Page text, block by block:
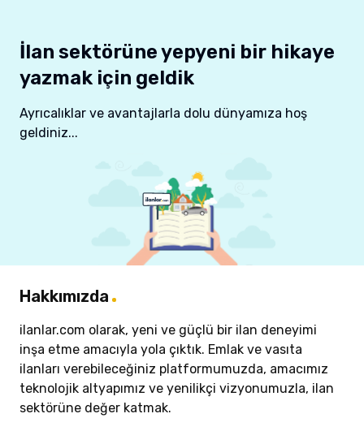
İlan sektörüne yepyeni bir hikaye
yazmak için geldik
Ayrıcalıklar ve avantajlarla dolu dünyamıza hoş
geldiniz...
Hakkımızda
ilanlar.com olarak, yeni ve güçlü bir ilan deneyimi
inşa etme amacıyla yola çıktık. Emlak ve vasıta
ilanları verebileceğiniz platformumuzda, amacımız
teknolojik altyapımız ve yenilikçi vizyonumuzla, ilan
sektörüne değer katmak.
Vasıta İlanları